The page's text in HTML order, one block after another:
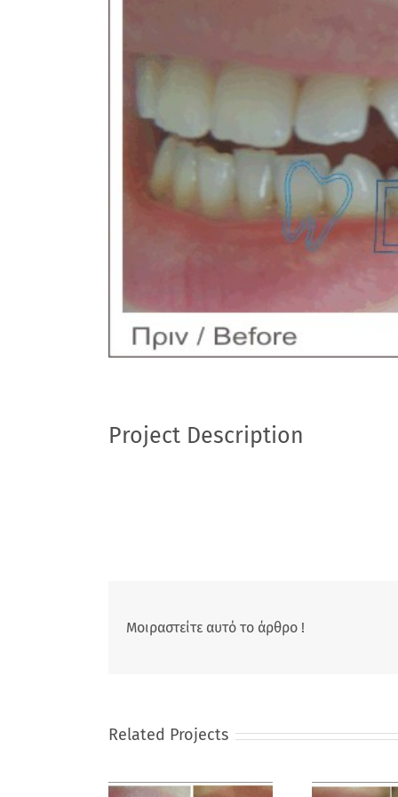
Project Description
Μοιραστείτε αυτό το άρθρο !
Related Projects